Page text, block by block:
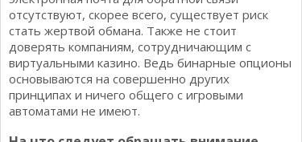
отсутствуют, скорее всего, существует риск
стать жертвой обмана. Также не стоит
доверять компаниям, сотрудничающим с
виртуальными казино. Ведь бинарные опционы
основываются на совершенно других
принципах и ничего общего с игровыми
автоматами не имеют.